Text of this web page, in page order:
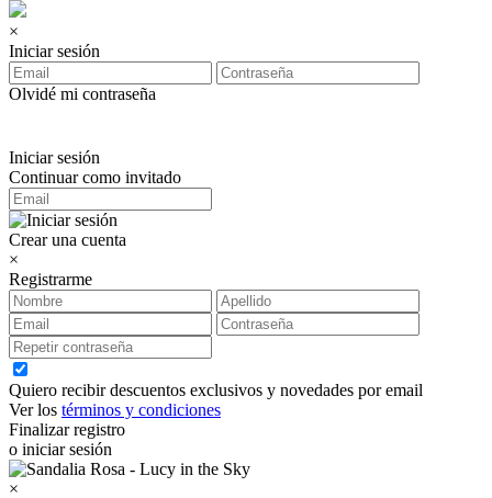
×
Iniciar sesión
Olvidé mi contraseña
Iniciar sesión
Continuar como invitado
Crear una cuenta
×
Registrarme
Quiero recibir descuentos exclusivos y novedades por email
Ver los términos y condiciones
Finalizar registro
o iniciar sesión
×